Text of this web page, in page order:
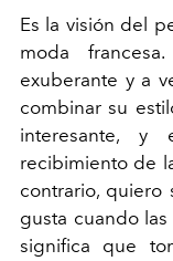
Es la visión del
moda
exuberante y a
combinar su
interesante,
recibimiento de
contrario,
gusta cuando
significa que